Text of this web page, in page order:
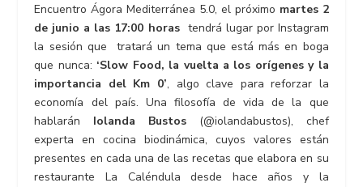
Encuentro Ágora Mediterránea 5.0, el próximo martes 2
de junio a las 17:00 horastendrá lugar por Instagram
la sesión que tratará un tema que está más en boga
que nunca: ‘Slow Food, la vuelta a los orígenes y la
importancia del Km 0’, algo clave para reforzar la
economía del país. Una filosofía de vida de la que
hablarán Iolanda Bustos (@iolandabustos), chef
experta en cocina biodinámica, cuyos valores están
presentes en cada una de las recetas que elabora en su
restaurante La Caléndula desde hace años y la